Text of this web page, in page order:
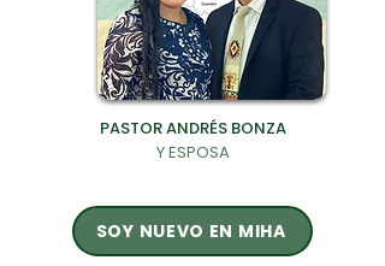
PASTOR ANDRÉS BONZA
Y ESPOSA
SOY NUEVO EN MIHA